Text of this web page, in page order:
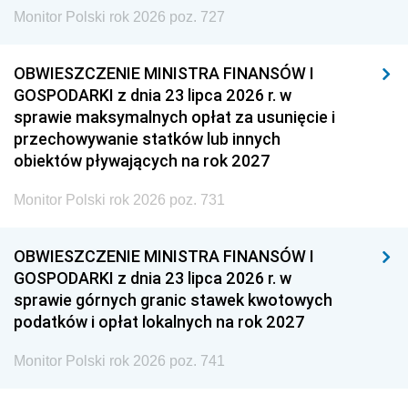
Monitor Polski rok 2026 poz. 727
OBWIESZCZENIE MINISTRA FINANSÓW I
GOSPODARKI z dnia 23 lipca 2026 r. w
sprawie maksymalnych opłat za usunięcie i
przechowywanie statków lub innych
obiektów pływających na rok 2027
Monitor Polski rok 2026 poz. 731
OBWIESZCZENIE MINISTRA FINANSÓW I
GOSPODARKI z dnia 23 lipca 2026 r. w
sprawie górnych granic stawek kwotowych
podatków i opłat lokalnych na rok 2027
Monitor Polski rok 2026 poz. 741